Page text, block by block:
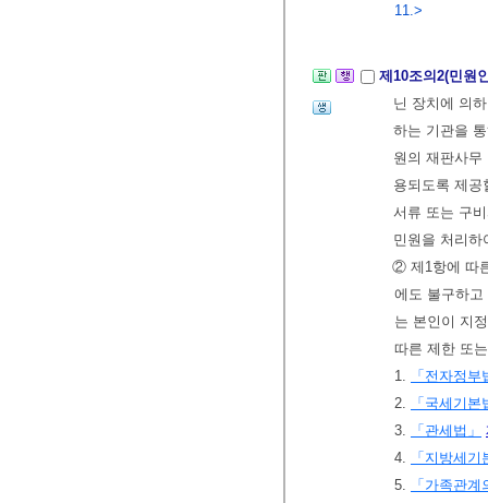
11.>
제10조의2(민원
닌 장치에 의
하는 기관을
원의 재판사
용되도록 제
서류 또는 구
민원을 처리하
② 제1항에 따
에도 불구하
는 본인이 지
따른 제한 또
1.
「전자정부
2.
「국세기본
3.
「관세법」
4.
「지방세기
5.
「가족관